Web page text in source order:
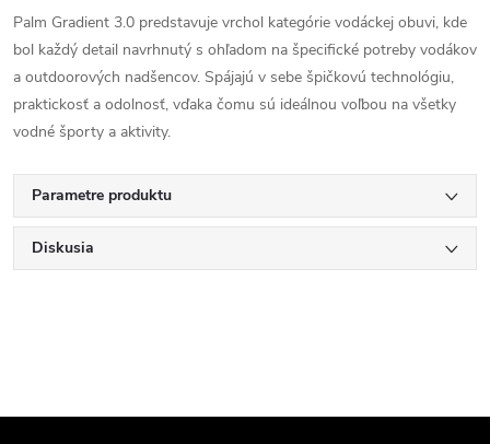
Palm Gradient 3.0 predstavuje vrchol kategórie vodáckej obuvi, kde
bol každý detail navrhnutý s ohľadom na špecifické potreby vodákov
a outdoorových nadšencov. Spájajú v sebe špičkovú technológiu,
praktickosť a odolnosť, vďaka čomu sú ideálnou voľbou na všetky
vodné športy a aktivity.
Parametre produktu
Diskusia